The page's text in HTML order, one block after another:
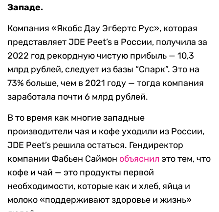
Западе.
Компания «Якобс Дау Эгбертс Рус», которая
представляет JDE Peet’s в России, получила за
2022 год рекордную чистую прибыль — 10,3
млрд рублей, следует из базы “Спарк”. Это на
73% больше, чем в 2021 году — тогда компания
заработала почти 6 млрд рублей.
В то время как многие западные
производители чая и кофе уходили из России,
JDE Peet’s решила остаться. Гендиректор
компании Фабьен Саймон объяснил это тем, что
кофе и чай — это продукты первой
необходимости, которые как и хлеб, яйца и
молоко «поддерживают здоровье и жизнь»